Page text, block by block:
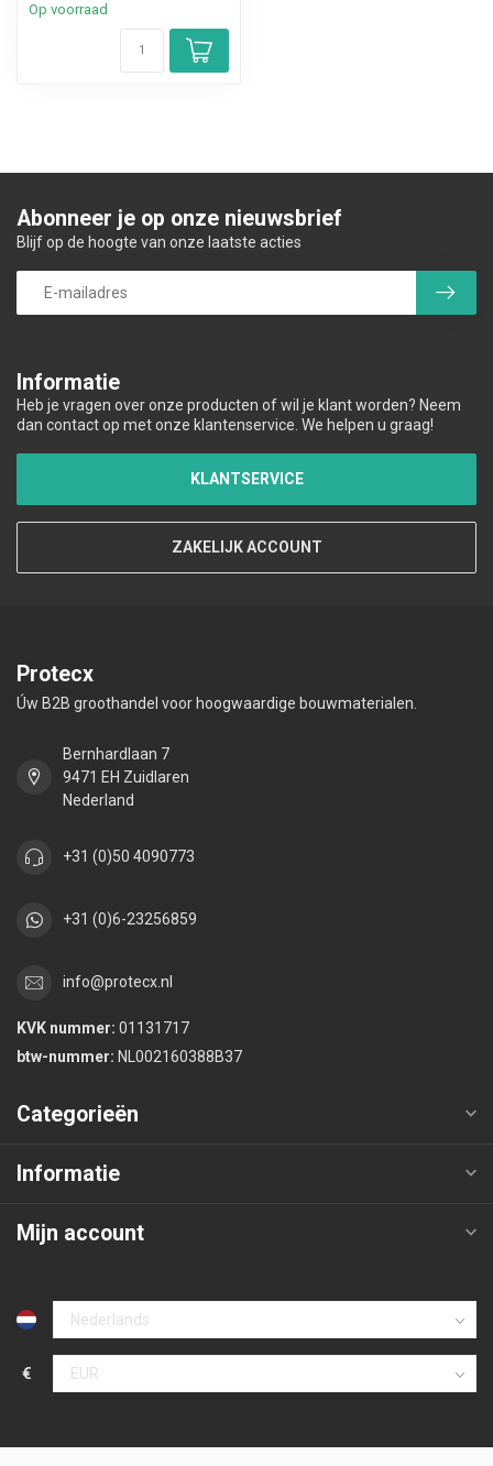
Op voorraad
Informatie
Heb je vragen over onze producten of wil je klant worden? Neem
dan contact op met onze klantenservice. We helpen u graag!
KLANTSERVICE
ZAKELIJK ACCOUNT
Abonneer je op onze nieuwsbrief
Blijf op de hoogte van onze laatste acties
Protecx
Úw B2B groothandel voor hoogwaardige bouwmaterialen.
Bernhardlaan 7
9471 EH Zuidlaren
Nederland
+31 (0)50 4090773
+31 (0)6-23256859
info@protecx.nl
KVK nummer: 01131717
btw-nummer: NL002160388B37
Categorieën
Informatie
Mijn account
€